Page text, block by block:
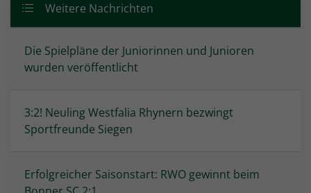
Weitere Nachrichten
Die Spielpläne der Juniorinnen und Junioren
wurden veröffentlicht
3:2! Neuling Westfalia Rhynern bezwingt
Sportfreunde Siegen
Erfolgreicher Saisonstart: RWO gewinnt beim